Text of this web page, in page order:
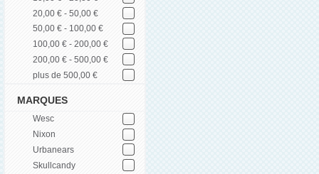
20,00 € - 50,00 €
50,00 € - 100,00 €
100,00 € - 200,00 €
200,00 € - 500,00 €
plus de 500,00 €
MARQUES
Wesc
Nixon
Urbanears
Skullcandy